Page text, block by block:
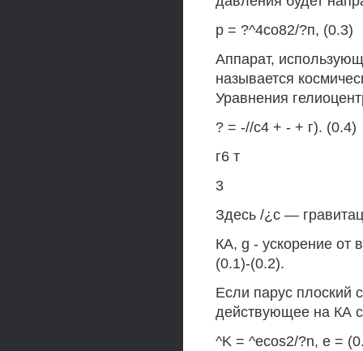
р = ?^4со82/?п, (0.3)
Аппарат,
называется
Уравнения
? = -//с4 + - + г). (0.4)
г6 т
3
Здесь /¿с —
КА, g - ускорение
(0.1)-(0.2).
Если парус плоский
действующее на КА
^K = ^ecos2/?n, е =